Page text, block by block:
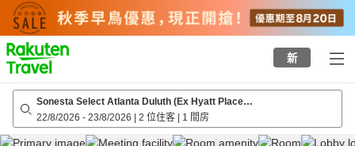
to
top
page
新
Sonesta Select Atlanta Duluth (Ex Hyatt Place
Atlanta/Duluth/Gwinnett Mall)
22/8/2026 - 23/8/2026 | 2 位住客 | 1 間房